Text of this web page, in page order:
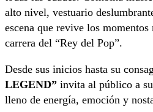
alto nivel, vestuario
escena que revive los
carrera del “Rey del Pop”.
Desde sus inicios hasta su
LEGEND” invita al público a
lleno de energía, emoción y